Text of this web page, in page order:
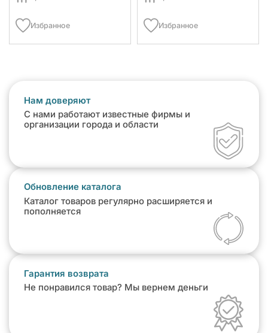
Избранное Избранное
Нам доверяют
С нами работают известные фирмы и
организации города и области
Обновление каталога
Каталог товаров регулярно расширяется и
пополняется
Гарантия возврата
Не понравился товар? Мы вернем деньги